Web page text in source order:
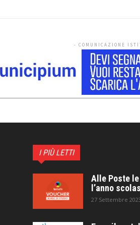
- COMUNICAZIONE
I PIÙ LETTI
Alle Poste
l’anno
27 Settembre